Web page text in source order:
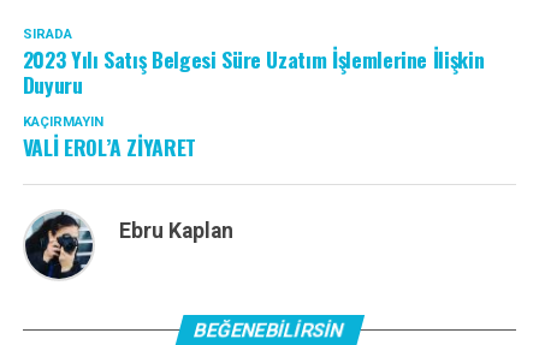
SIRADA
2023 Yılı Satış Belgesi Süre Uzatım İşlemlerine İlişkin
Duyuru
KAÇIRMAYIN
VALİ EROL’A ZİYARET
Ebru Kaplan
BEĞENEBILIRSIN